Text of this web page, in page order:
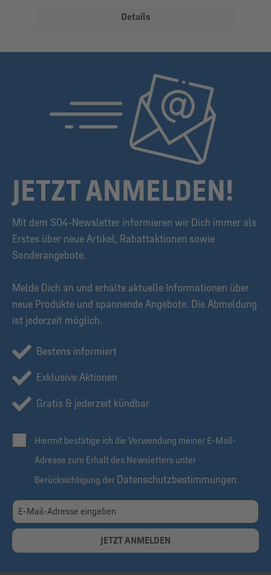
Details
JETZT ANMELDEN!
Mit dem S04-Newsletter informieren wir Dich immer als
Erstes über neue Artikel, Rabattaktionen sowie
Sonderangebote.
Melde Dich an und erhalte aktuelle Informationen über
neue Produkte und spannende Angebote. Die Abmeldung
ist jederzeit möglich.
Bestens informiert
Exklusive Aktionen
Gratis & jederzeit kündbar
Hiermit bestätige ich die Verwendung meiner E-Mail-
Adresse zum Erhalt des Newsletters unter
Berücksichtigung der Datenschutzbestimmungen.
JETZT ANMELDEN